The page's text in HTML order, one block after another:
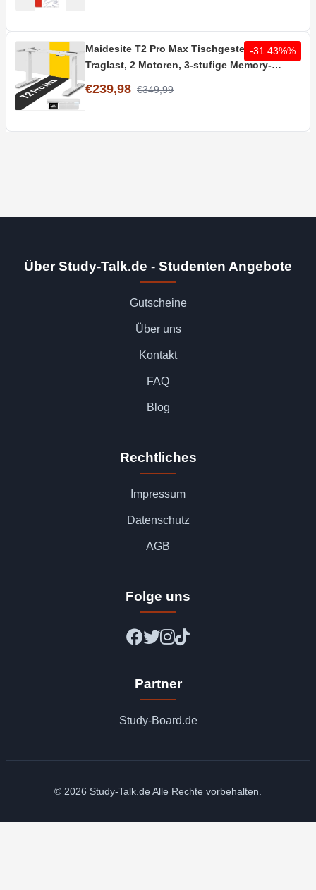
Maidesite T2 Pro Max Tischgestell | 180kg
Traglast, 2 Motoren, 3-stufige Memory-
€239,98 €349,99
-31.43%%
Über Study-Talk.de - Studenten Angebote
Gutscheine
Über uns
Kontakt
FAQ
Blog
Rechtliches
Impressum
Datenschutz
AGB
Folge uns
Partner
Study-Board.de
© 2026 Study-Talk.de Alle Rechte vorbehalten.